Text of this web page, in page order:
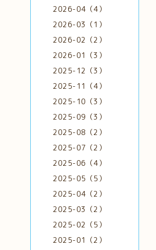
2026-04（4）
2026-03（1）
2026-02（2）
2026-01（3）
2025-12（3）
2025-11（4）
2025-10（3）
2025-09（3）
2025-08（2）
2025-07（2）
2025-06（4）
2025-05（5）
2025-04（2）
2025-03（2）
2025-02（5）
2025-01（2）